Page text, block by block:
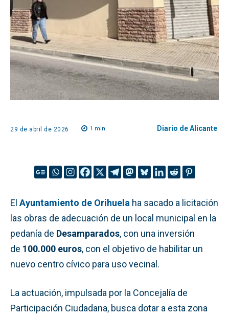
29 de abril de 2026 1 min. Diario de Alicante
El Ayuntamiento de Orihuela ha sacado a licitación
las obras de adecuación de un local municipal en la
pedanía de Desamparados, con una inversión
de 100.000 euros, con el objetivo de habilitar un
nuevo centro cívico para uso vecinal.
La actuación, impulsada por la Concejalía de
Participación Ciudadana, busca dotar a esta zona